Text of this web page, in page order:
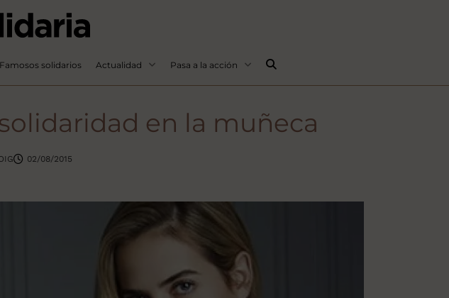
Famosos solidarios Actualidad Pasa a la acción Buscar...
en la muñeca
02/08/2015